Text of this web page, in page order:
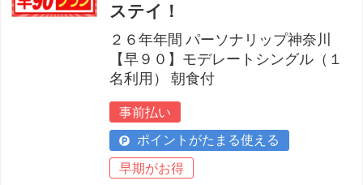
ステイ！
２６年年間 パーソナリップ神奈川
【早９０】モデレートシングル（１
名利用） 朝食付
事前払い
ポイントがたまる使える
早期がお得